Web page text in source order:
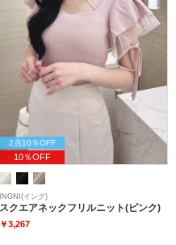
2点10％OFF
10％OFF
INGNI(イング)
スクエアネックフリルニット(ピンク)
￥3,267